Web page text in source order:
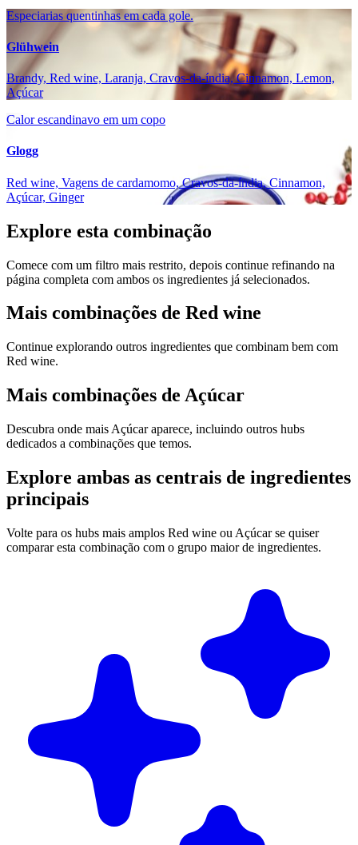
Especiarias quentinhas em cada gole.
Glühwein
Brandy, Red wine, Laranja, Cravos-da-índia, Cinnamon, Lemon,
Açúcar
Calor escandinavo em um copo
Glogg
Red wine, Vagens de cardamomo, Cravos-da-índia, Cinnamon,
Açúcar, Ginger
Explore esta combinação
Comece com um filtro mais restrito, depois continue refinando na
página completa com ambos os ingredientes já selecionados.
Mais combinações de Red wine
Continue explorando outros ingredientes que combinam bem com
Red wine.
Mais combinações de Açúcar
Descubra onde mais Açúcar aparece, incluindo outros hubs
dedicados a combinações que temos.
Explore ambas as centrais de ingredientes
principais
Volte para os hubs mais amplos Red wine ou Açúcar se quiser
comparar esta combinação com o grupo maior de ingredientes.